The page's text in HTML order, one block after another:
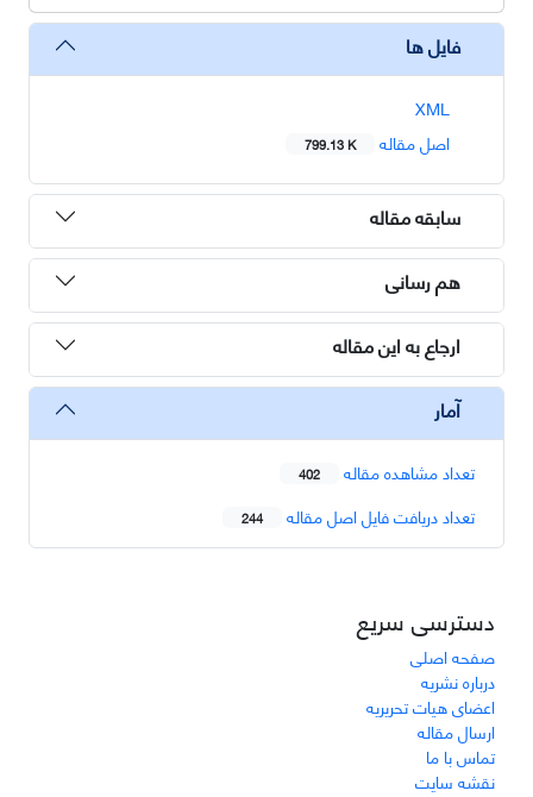
فایل ها
XML
اصل مقاله
799.13 K
سابقه مقاله
هم رسانی
ارجاع به این مقاله
آمار
تعداد مشاهده مقاله 402
تعداد دریافت فایل اصل مقاله 244
دسترسی سریع
صفحه اصلی
درباره نشریه
اعضای هیات تحریریه
ارسال مقاله
تماس با ما
نقشه سایت